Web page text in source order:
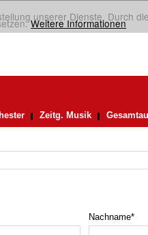
unserer Dienste. Durch
Weitere Informationen
Zeitg. Musik
Nachname*